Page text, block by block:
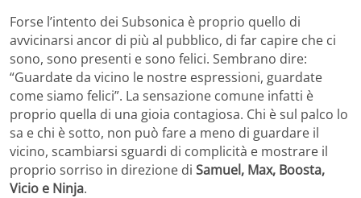
Forse l’intento dei Subsonica è proprio quello di
avvicinarsi ancor di più al pubblico, di far capire che ci
sono, sono presenti e sono felici. Sembrano dire:
“Guardate da vicino le nostre espressioni, guardate
come siamo felici”. La sensazione comune infatti è
proprio quella di una gioia contagiosa. Chi è sul palco lo
sa e chi è sotto, non può fare a meno di guardare il
vicino, scambiarsi sguardi di complicità e mostrare il
proprio sorriso in direzione di Samuel, Max, Boosta,
Vicio e Ninja.